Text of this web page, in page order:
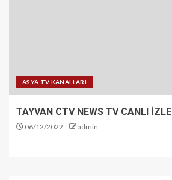
ASYA TV KANALLARI
TAYVAN CTV NEWS TV CANLI İZLE
06/12/2022 admin